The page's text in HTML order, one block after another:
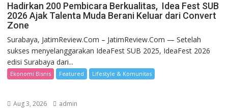
Hadirkan 200 Pembicara Berkualitas, Idea Fest SUB
2026 Ajak Talenta Muda Berani Keluar dari Convert
Zone
Surabaya, JatimReview.Com – JatimReview.Com — Setelah
sukses menyelanggarakan IdeaFest SUB 2025, IdeaFest 2026
edisi Surabaya dari...
Ekonomi Bisnis Featured Lifestyle & Komunitas
Aug 3, 2026 admin